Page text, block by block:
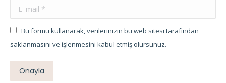
E-mail *
Bu formu kullanarak, verilerinizin bu web sitesi tarafından
saklanmasını ve işlenmesini kabul etmiş olursunuz.
Onayla